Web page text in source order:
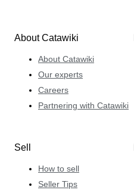
About Catawiki
About Catawiki
Our experts
Careers
Partnering with Catawiki
Sell
How to sell
Seller Tips